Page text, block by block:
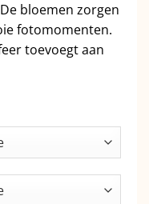
bloemen zorgen
fotomomenten.
toevoegt aan